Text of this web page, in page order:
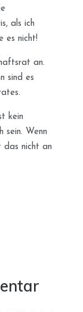
als ich
es nicht!
an.
sind es
kein
sein. Wenn
das nicht an